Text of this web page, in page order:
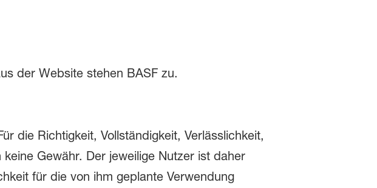
der Website stehen BASF zu.
die Richtigkeit, Vollständigkeit, Verlässlichkeit,
Gewähr. Der jeweilige Nutzer ist daher
für die von ihm geplante Verwendung